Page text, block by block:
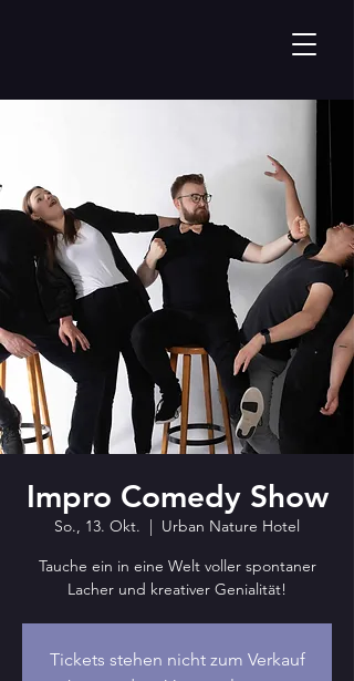
Impro Comedy Show
So., 13. Okt.
  |
Urban Nature Hotel
Tauche ein in eine Welt voller spontaner
Lacher und kreativer Genialität!
Tickets stehen nicht zum Verkauf